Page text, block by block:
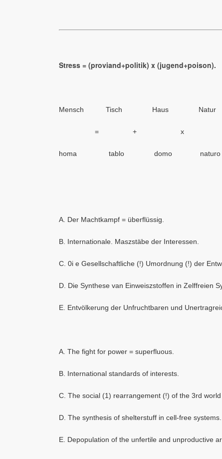
Stress = (proviand+politik) x (jugend+poison).
Mensch Tisch Haus
= + x
homa tablo domo
A. Der Machtkampf = überflüssig.
B. Internationale. Maszstäbe der Interessen.
C. 0i e Gesellschaftliche (!) Umordnung (!) der
D. Die Synthese van Einweiszstoffen in Zelffreien
E. Entvölkerung der Unfruchtbaren und
A. The fight for power = superfluous.
B. International standards of interests.
C. The social (1) rearrangement (!) of the 3rd world
D. The synthesis of shelterstuff in cell-free systems.
E. Depopulation of the unfertile and unproductive